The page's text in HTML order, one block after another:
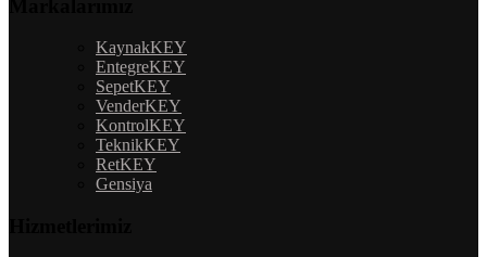
KaynakKEY
EntegreKEY
SepetKEY
VenderKEY
KontrolKEY
TeknikKEY
RetKEY
Gensiya